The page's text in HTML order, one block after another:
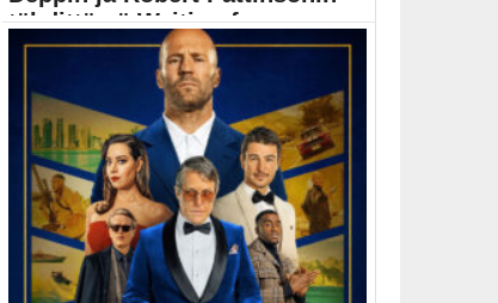
tähdittämä Waiting f...
Myös Waiting for the Barbarians -leffa saapuu
Ciro Guerra